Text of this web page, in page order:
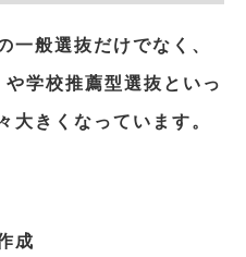
一般選抜だけでなく、
学校推薦型選抜といっ
大きくなっています。
成